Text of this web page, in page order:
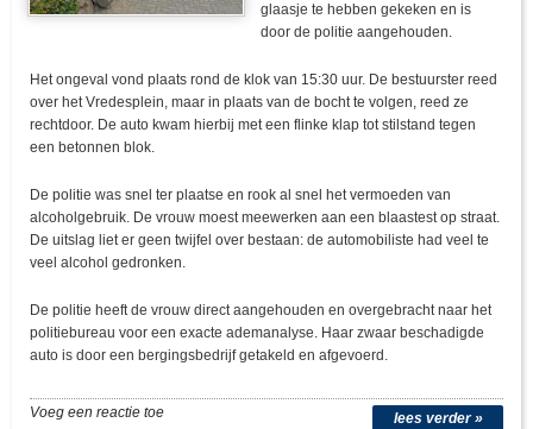
glaasje te hebben gekeken en is
door de politie aangehouden.
Het ongeval vond plaats rond de klok van 15:30 uur. De bestuurster reed
over het Vredesplein, maar in plaats van de bocht te volgen, reed ze
rechtdoor. De auto kwam hierbij met een flinke klap tot stilstand tegen
een betonnen blok.
De politie was snel ter plaatse en rook al snel het vermoeden van
alcoholgebruik. De vrouw moest meewerken aan een blaastest op straat.
De uitslag liet er geen twijfel over bestaan: de automobiliste had veel te
veel alcohol gedronken.
De politie heeft de vrouw direct aangehouden en overgebracht naar het
politiebureau voor een exacte ademanalyse. Haar zwaar beschadigde
auto is door een bergingsbedrijf getakeld en afgevoerd.
lees verder »
Voeg een reactie toe